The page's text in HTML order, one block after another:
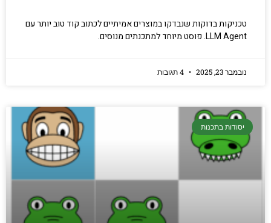
טכניקות בדוקות שנבדקו במוצרים אמיתיים לכתוב קוד טוב יותר עם
LLM Agent. פוסט מיוחד למתכנתים מנוסים.
נובמבר 23, 2025
יסודות בתכנות